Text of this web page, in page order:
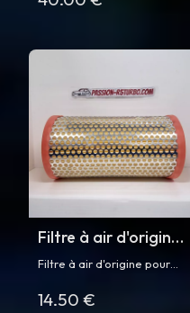
Filtre à air d'origine
pour Super 5 GT
Filtre à air d'origine pour
et phase 2
14.50 €